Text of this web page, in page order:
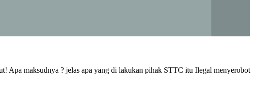
Apa maksudnya ? jelas apa yang di lakukan pihak STTC itu Ilegal menyerobot